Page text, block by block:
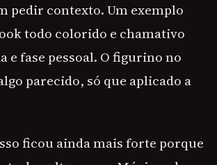
pedir contexto. Um exemplo
todo colorido e chamativo
e fase pessoal. O figurino no
parecido, só que aplicado a
ficou ainda mais forte porque